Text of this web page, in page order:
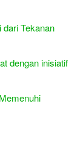
Tekanan
dengan inisiatif